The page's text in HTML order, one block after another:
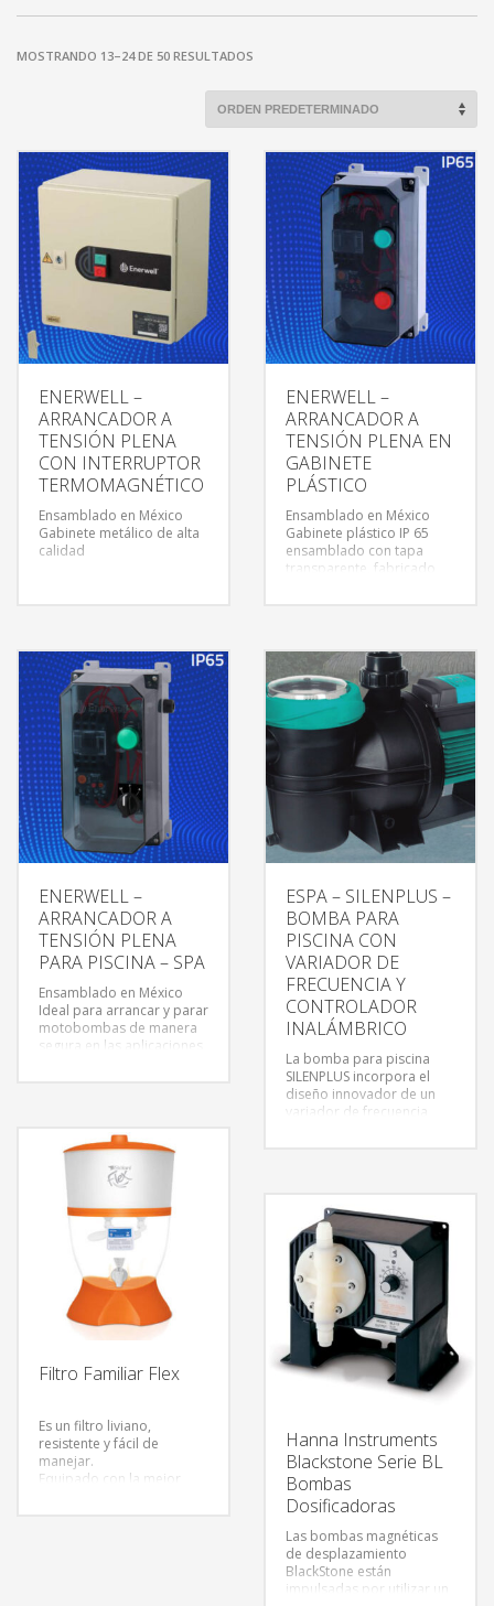
MOSTRANDO 13–24 DE 50 RESULTADOS
ENERWELL –
ARRANCADOR A
TENSIÓN PLENA
CON INTERRUPTOR
TERMOMAGNÉTICO
Ensamblado en México
Gabinete metálico de alta
calidad
ENERWELL –
ARRANCADOR A
TENSIÓN PLENA EN
GABINETE
PLÁSTICO
Ensamblado en México
Gabinete plástico IP 65
ensamblado con tapa
transparente, fabricado
ENERWELL –
ARRANCADOR A
TENSIÓN PLENA
PARA PISCINA – SPA
Ensamblado en México
Ideal para arrancar y parar
motobombas de manera
segura en las aplicaciones
ESPA – SILENPLUS –
BOMBA PARA
PISCINA CON
VARIADOR DE
FRECUENCIA Y
CONTROLADOR
INALÁMBRICO
La bomba para piscina
SILENPLUS incorpora el
diseño innovador de un
variador de frecuencia
Cumpliendo con la
fórmula perfecta de
eficiencia y ahorro.
Filtro Familiar Flex
Es un filtro liviano,
resistente y fácil de
manejar.
Equipado con la mejor
Hanna Instruments
Blackstone Serie BL
Bombas
Dosificadoras
Las bombas magnéticas
de desplazamiento
BlackStone están
impulsadas por utilizar un